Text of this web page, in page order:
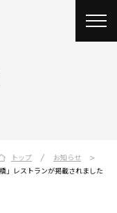
トップ / お知らせ >
」レストランが掲載されました